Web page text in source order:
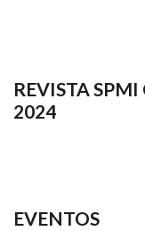
REVISTA
2024
EVENTOS